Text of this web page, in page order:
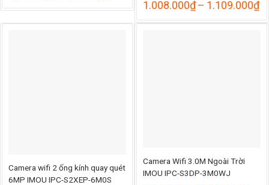
từ
792.000₫
1.008.000₫– 1.109.000₫
từ
Camera wifi 2 ống kính quay quét
6MP IMOU IPC-S2XEP-6M0S
Camera Wifi 3.0M Ngoài Trời
IMOU IPC-S3DP-3M0WJ